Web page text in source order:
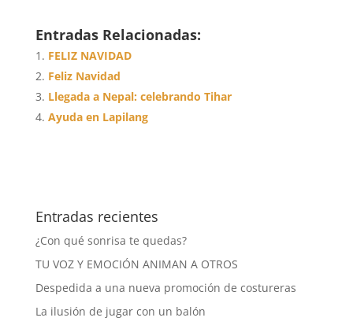
Entradas Relacionadas:
FELIZ NAVIDAD
Feliz Navidad
Llegada a Nepal: celebrando Tihar
Ayuda en Lapilang
Entradas recientes
¿Con qué sonrisa te quedas?
TU VOZ Y EMOCIÓN ANIMAN A OTROS
Despedida a una nueva promoción de costureras
La ilusión de jugar con un balón